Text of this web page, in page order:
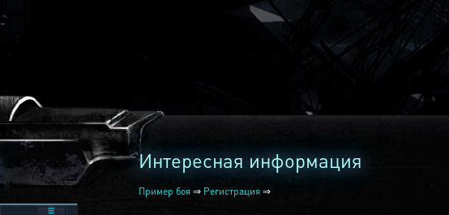
2240
Интересная информация
Пример боя ⇒ Регистрация ⇒